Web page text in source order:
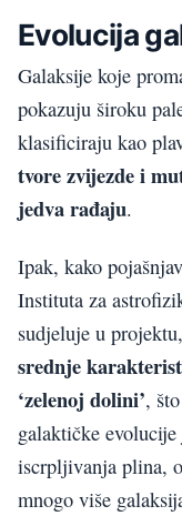
Evolucija
Galaksije koje
pokazuju široku
klasificiraju kao
tvore zvijezde i
jedva rađaju.
Ipak, kako
Instituta za
sudjeluje u
srednje
‘zelenoj dolini’,
galaktičke
iscrpljivanja plina,
mnogo više